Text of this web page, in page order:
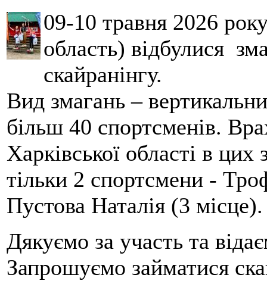
09-10 травня 2026
область) відбулися
скайранінгу.
Вид змагань –
більш 40 спортсменів.
Харківської області в
тільки 2 спортсмени -
Пустова Наталія (3 місце).
Дякуємо за участь та
Запрошуємо займатися